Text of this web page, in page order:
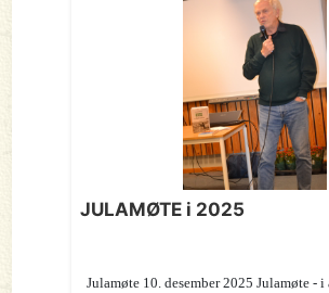
JULAMØTE i 2025
Julamøte 10. desember 2025 Julamøte -